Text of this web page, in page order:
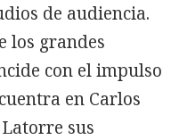
de audiencia.
los grandes
con el impulso
en Carlos
sus